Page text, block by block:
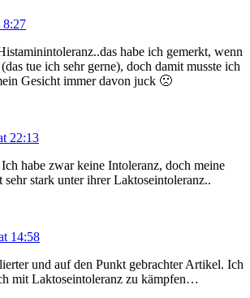
8:27
habe ich gemerkt, wenn
tue ich sehr gerne), doch damit musste ich
Gesicht immer davon juck 🙁
22:13
habe zwar keine Intoleranz, doch meine
sehr stark unter ihrer Laktoseintoleranz..
14:58
und auf den Punkt gebrachter Artikel. Ich
mit Laktoseintoleranz zu kämpfen…